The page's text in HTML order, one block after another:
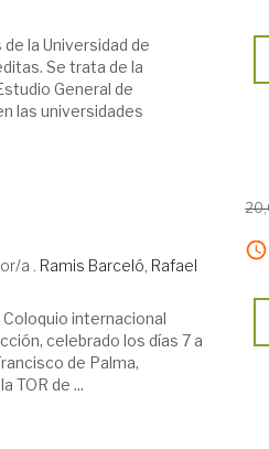
la Universidad de
Se trata de la
General de
las universidades
a . Ramis Barceló, Rafael
internacional
celebrado los días 7 a
de Palma,
TOR de ...